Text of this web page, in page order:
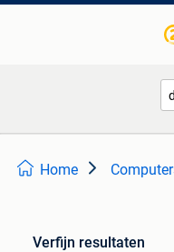
Home
Verfijn resultaten